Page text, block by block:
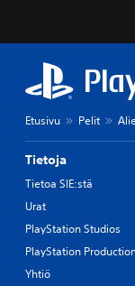
Etusivu Pelit
Tietoja
Tietoa SIE:stä
Urat
PlayStation Studios
PlayStation
Yhtiö